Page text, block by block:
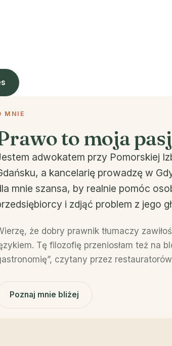
MNIE
to moja
adwokatem przy Pomorskiej
a kancelarię prowadzę w
mnie szansa, by realnie pomóc
i zdjąć problem z jego
że dobry prawnik tłumaczy
Tę filozofię przeniosłam też na
czytany przez
Poznaj mnie bliżej